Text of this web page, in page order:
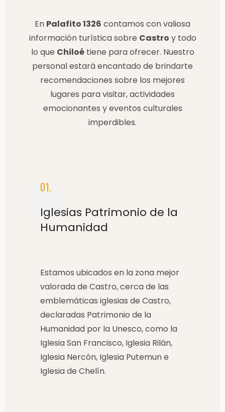
En Palafito 1326 contamos con valiosa
información turística sobre Castro y todo
lo que Chiloétiene para ofrecer. Nuestro
personal estará encantado de brindarte
recomendaciones sobre los mejores
lugares para visitar, actividades
emocionantes y eventos culturales
imperdibles.
01.
Iglesias Patrimonio de la
Humanidad
Estamos ubicados en la zona mejor
valorada de Castro, cerca de las
emblemáticas iglesias de Castro,
declaradas Patrimonio de la
Humanidad por la Unesco, como la
Iglesia San Francisco, Iglesia Rilán,
Iglesia Nercón, Iglesia Putemun e
Iglesia de Chelín.